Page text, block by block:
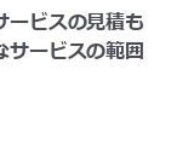
ービスの見積も
サービスの範囲